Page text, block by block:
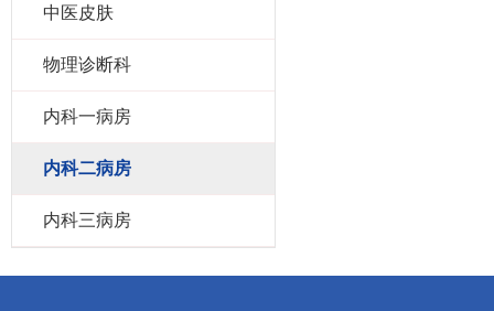
中医皮肤
物理诊断科
内科一病房
内科二病房
内科三病房